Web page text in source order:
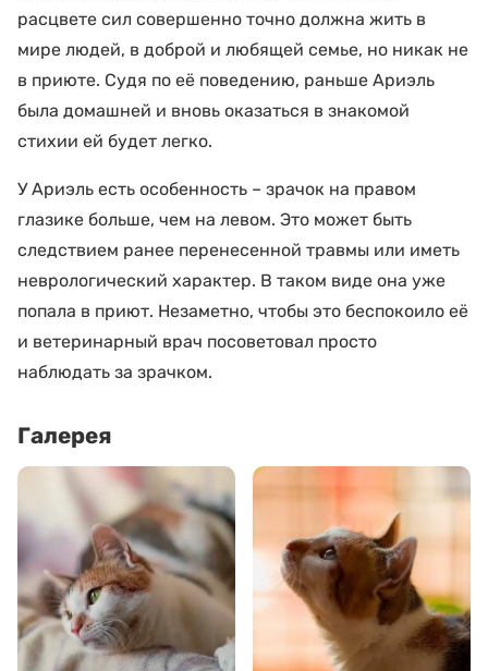
расцвете сил совершенно точно должна жить в
мире людей, в доброй и любящей семье, но никак не
в приюте. Судя по её поведению, раньше Ариэль
была домашней и вновь оказаться в знакомой
стихии ей будет легко.
У Ариэль есть особенность – зрачок на правом
глазике больше, чем на левом. Это может быть
следствием ранее перенесенной травмы или иметь
неврологический характер. В таком виде она уже
попала в приют. Незаметно, чтобы это беспокоило её
и ветеринарный врач посоветовал просто
наблюдать за зрачком.
Галерея